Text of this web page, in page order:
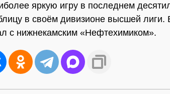
яркую игру в последнем
в своём дивизионе высшей лиги.
с нижнекамским «Нефтехимиком».